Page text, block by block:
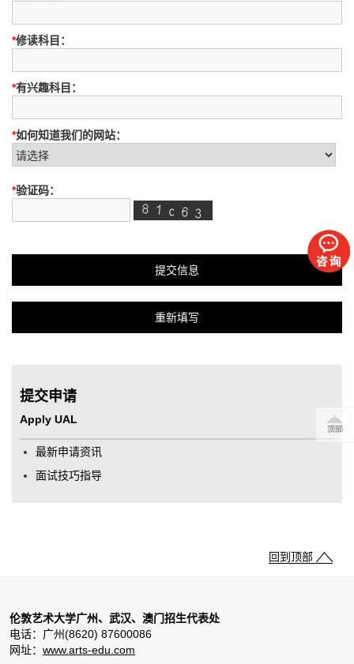
*修读科目：
*有兴趣科目：
*如何知道我们的网站：
*验证码：
提交申请
Apply UAL
最新申请资讯
面试技巧指导
回到顶部
伦敦艺术大学广州、武汉、澳门招生代表处
电话：广州(8620) 87600086
网址： www.arts-edu.com